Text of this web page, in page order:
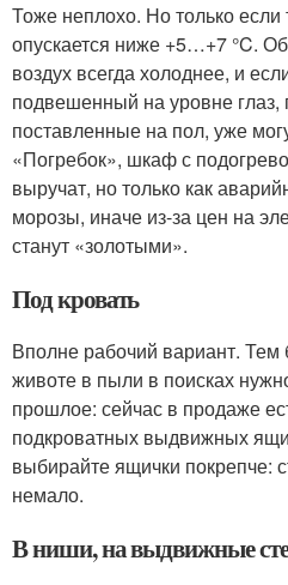
Тоже неплохо. Но только
опускается ниже +5…+7 °C.
воздух всегда холоднее, и
подвешенный на уровне глаз,
поставленные на пол, уже
«Погребок», шкаф с
выручат, но только как
морозы, иначе из-за цен на
станут «золотыми».
Под кровать
Вполне рабочий вариант. Тем
животе в пыли в поисках
прошлое: сейчас в продаже
подкроватных выдвижных
выбирайте ящички покрепче:
немало.
В ниши, на выдвижные